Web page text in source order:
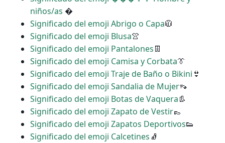
niños/as �
Significado del emoji Abrigo o Capa🧥
Significado del emoji Blusa👚
Significado del emoji Pantalones👖
Significado del emoji Camisa y Corbata👔
Significado del emoji Traje de Baño o Bikini 👙
Significado del emoji Sandalia de Mujer👡
Significado del emoji Botas de Vaquera👢
Significado del emoji Zapato de Vestir👞
Significado del emoji Zapatos Deportivos👟
Significado del emoji Calcetines🧦